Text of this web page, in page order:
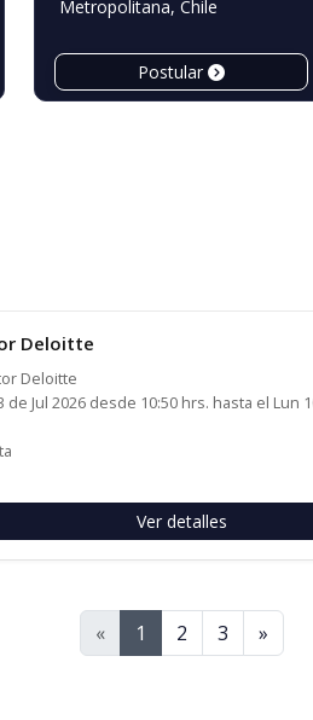
Metropolitana, Chile
Postular
Deloitte
Deloitte
de Jul 2026 desde 10:50 hrs. hasta el Lun
Ver detalles
« 1 2 3 »